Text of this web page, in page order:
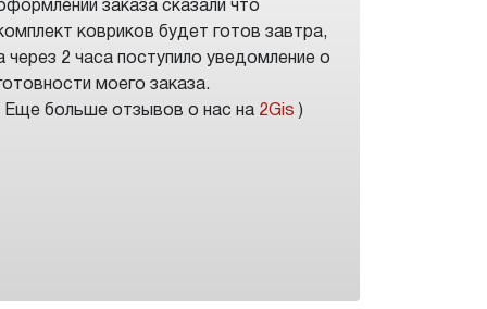
заказа сказали что
ковриков будет готов завтра,
через 2 часа поступило уведомление о
моего заказа.
Еще больше отзывов о нас на 2Gis )